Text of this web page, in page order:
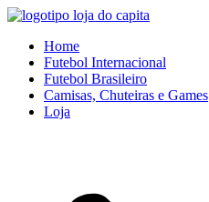
Ir
conteúdo
Home
Futebol Internacional
Futebol Brasileiro
Camisas, Chuteiras e Games
Loja